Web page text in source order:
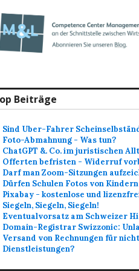
Beiträge
Sind Uber-Fahrer
Foto-Abmahnung - Was tun?
ChatGPT &. Co. im juristischen
Offerten befristen - Widerruf
Darf man Zoom-Sitzungen
Dürfen Schulen Fotos von
Pixabay - kostenlose und
Siegeln, Siegeln, Siegeln!
Eventualvorsatz am Schweizer
Domain-Registrar Swizzonic:
Versand von Rechnungen für
Dienstleistungen?